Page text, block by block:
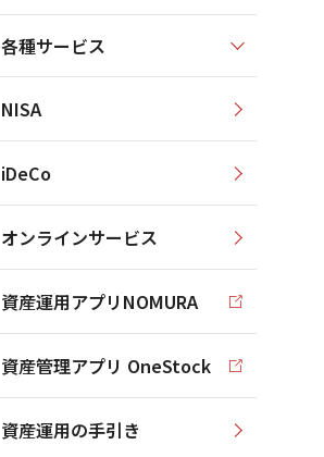
各種サービス
NISA
iDeCo
オンラインサービス
資産運用アプリNOMURA
資産管理アプリ OneStock
資産運用の手引き